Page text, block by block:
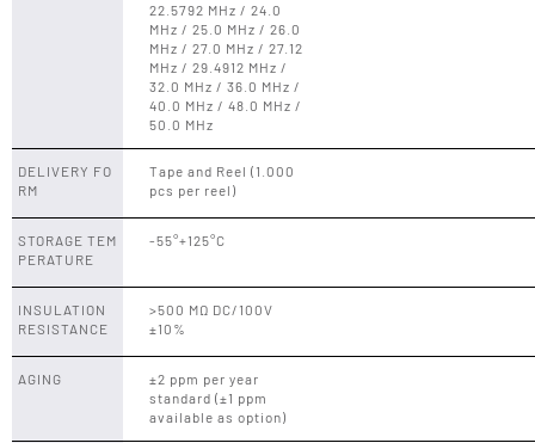
22.5792 MHz / 24.0
MHz / 25.0 MHz / 26.0
MHz / 27.0 MHz / 27.12
MHz / 29.4912 MHz /
32.0 MHz / 36.0 MHz /
40.0 MHz / 48.0 MHz /
50.0 MHz
DELIVERY FO
RM
Tape and Reel (1.000
pcs per reel)
STORAGE TEM
PERATURE
-55°+125°C
INSULATION
RESISTANCE
>500 MΩ DC/100V
±10%
AGING
±2 ppm per year
standard (±1 ppm
available as option)